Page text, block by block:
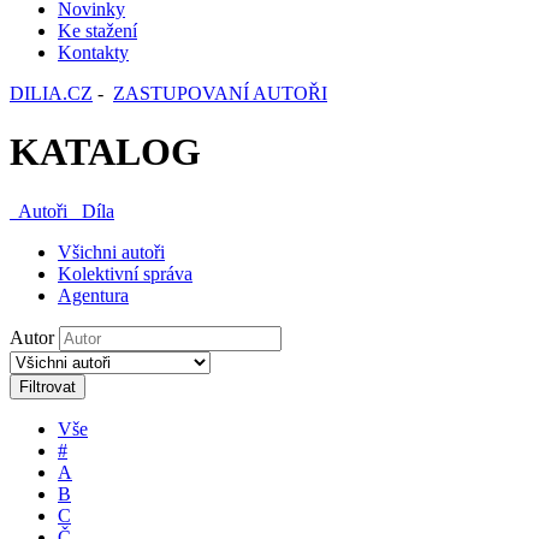
Novinky
Ke stažení
Kontakty
DILIA.CZ - ZASTUPOVANÍ AUTOŘI
KATALOG
Autoři
Díla
Všichni autoři
Kolektivní správa
Agentura
Autor
Filtrovat
Vše
#
A
B
C